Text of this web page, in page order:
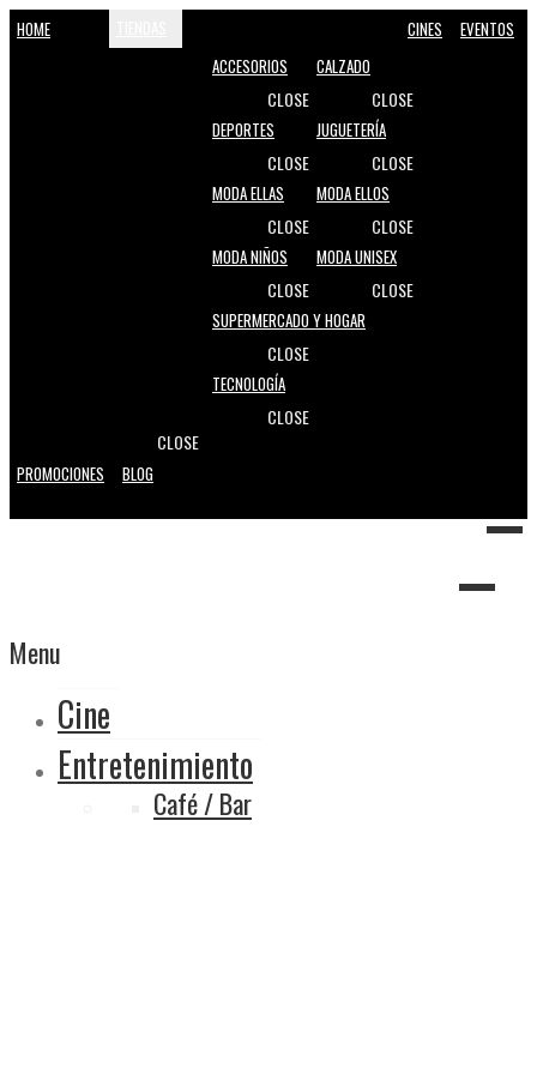
HOME
ACCESORIOS
CLOSE
CALZADO
CLOSE
DEPORTES
CLOSE
JUGUETERÍA
CLOSE
MODA ELLAS
CLOSE
MODA ELLOS
CLOSE
MODA NIÑOS
CLOSE
MODA UNISEX
CLOSE
SUPERMERCADO Y HOGAR
CLOSE
TECNOLOGÍA
CLOSE
CLOSE
CINES EVENTOS
PROMOCIONES BLOG
Menu
Cine
Entretenimiento
Café / Bar